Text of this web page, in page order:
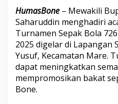
n
g
a
t
O
l
a
HumasBone – Mewakili
Saharuddin menghadiri
Turnamen Sepak Bola
2025 digelar di Lapangan
Yusuf, Kecamatan Mare.
dapat meningkatkan
mempromosikan bakat
Bone.